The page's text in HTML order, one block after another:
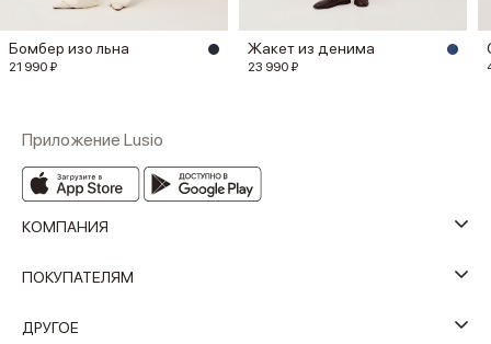
Бомбер изо льна
21 990 ₽
Жакет из денима
23 990 ₽
Приложение Lusio
КОМПАНИЯ
ПОКУПАТЕЛЯМ
ДРУГОЕ